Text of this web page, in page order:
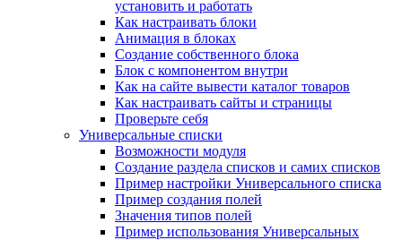
установить и работать
Как настраивать блоки
Анимация в блоках
Создание собственного блока
Блок с компонентом внутри
Как на сайте вывести каталог товаров
Как настраивать сайты и страницы
Проверьте себя
Универсальные списки
Возможности модуля
Создание раздела списков и самих списков
Пример настройки Универсального списка
Пример создания полей
Значения типов полей
Пример использования Универсальных